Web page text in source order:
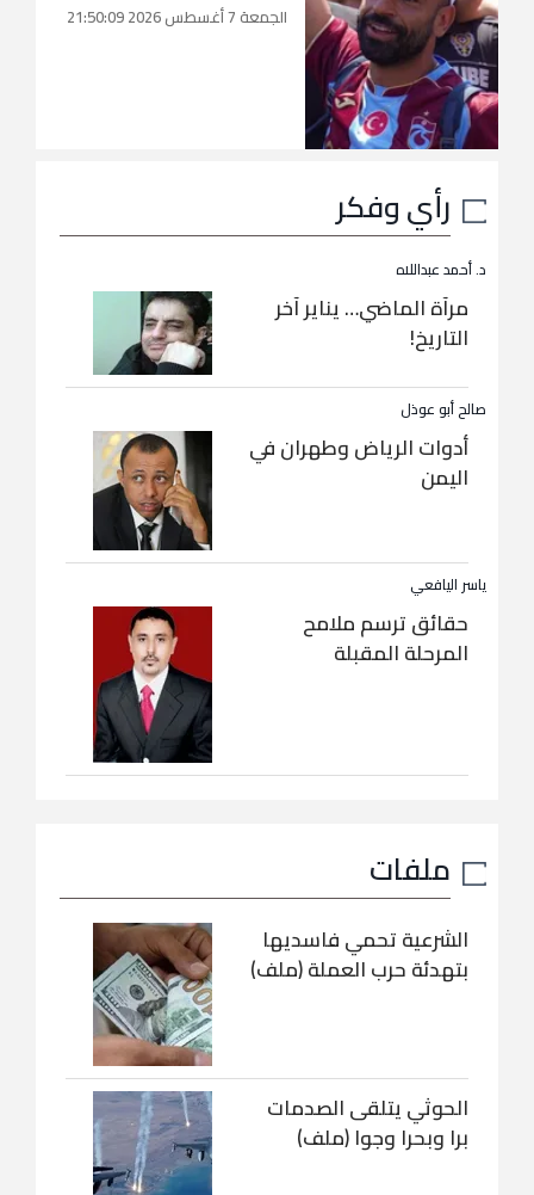
الجمعة 7 أغسطس 2026 21:50:09
رأي وفكر
د. أحمد عبداللاه
مرآة الماضي… يناير آخر
التاريخ!
صالح أبو عوذل
أدوات الرياض وطهران في
اليمن
ياسر اليافعي
حقائق ترسم ملامح
المرحلة المقبلة
ملفات
الشرعية تحمي فاسديها
بتهدئة حرب العملة (ملف)
الحوثي يتلقى الصدمات
برا وبحرا وجوا (ملف)